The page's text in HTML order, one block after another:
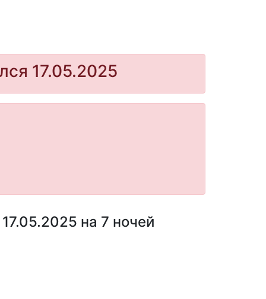
17.05.2025
на 7 ночей